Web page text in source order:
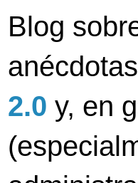
Blog
2.0 y, en